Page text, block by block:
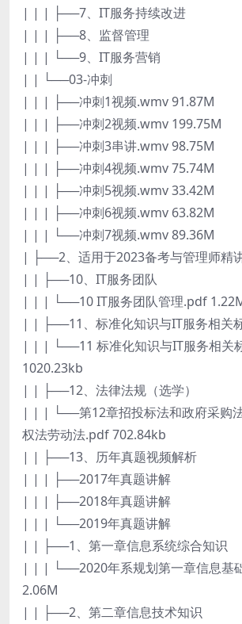
| | | ├──7、IT服务持续改进
| | | ├──8、监督管理
| | | └──9、IT服务营销
| | └──03-冲刺
| | | ├──冲刺1视频.wmv 91.87M
| | | ├──冲刺2视频.wmv 199.75M
| | | ├──冲刺3串讲.wmv 98.75M
| | | ├──冲刺4视频.wmv 75.74M
| | | ├──冲刺5视频.wmv 33.42M
| | | ├──冲刺6视频.wmv 63.82M
| | | └──冲刺7视频.wmv 89.36M
| ├──2、适用于2023备考与管理师精
| | ├──10、IT服务团队
| | | └──10 IT服务团队管理.pdf
| | ├──11、标准化知识与IT服务相关
| | | └──11 标准化知识与IT服务相关
1020.23kb
| | ├──12、法律法规（选学）
| | | └──第12章招投标法和政府采购
权法劳动法.pdf 702.84kb
| | ├──13、历年真题视频解析
| | | ├──2017年真题讲解
| | | ├──2018年真题讲解
| | | └──2019年真题讲解
| | ├──1、第一章信息系统综合知识
| | | └──2020年系规划第一章信息基
2.06M
| | ├──2、第二章信息技术知识